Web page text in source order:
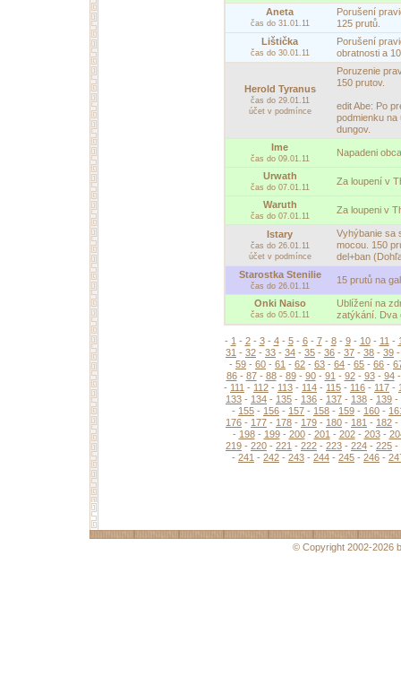
Aneta
čas do 31.01.11
Porušení
125 prutů.
Lištička
čas do 30.01.11
Porušení
obratnosti a
Herold Tyranus
čas do 29.01.11
účet v podmínce
Poruzenie
150 prutov.
edit Abe: Po
podmienku
dungov.
Ime
čas do 09.01.11
Napadeni
Urwath
čas do 07.01.11
Za loupení v
Waruth
čas do 07.01.11
Za loupeni v
Istary
čas do 26.01.11
účet v podmínce
Vyhýbanie sa
mocou. 150
del+ban
Starostka Stenilie
čas do 26.01.11
15 prutů na
Onki Naiso
čas do 05.01.11
Ublížení na
zatýkání. Dva
- 1 - 2- 3- 4- 5- 6- 7- 8- 9- 10- 11 -
31 - 32 - 33 - 34 - 35 - 36 - 37 - 38 - 39
- 59 - 60 - 61 - 62 - 63 - 64 - 65 - 66 -
86- 87- 88- 89- 90- 91 - 92- 93- 94
- 111 - 112 - 113 - 114 - 115 - 116 - 117 -
133 - 134 - 135 - 136 - 137 - 138 - 139 -
- 155 - 156 - 157 - 158 - 159 - 160 -
176 - 177 - 178 - 179 - 180 - 181 - 182 -
- 198- 199- 200- 201 - 202- 203-
219 - 220 - 221 - 222 - 223 - 224 - 225 -
- 241 - 242 - 243 - 244 - 245 - 246 -
© Copyright 2002-2026